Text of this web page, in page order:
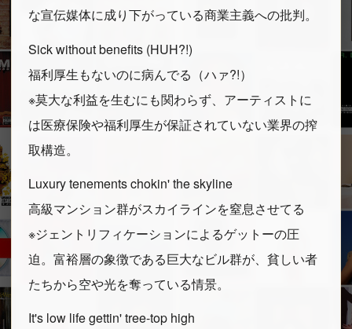
な宣伝媒体に成り下がっている商業主義への批判。
Sick without benefits (HUH?!)
福利厚生もないのに病んでる（ハァ?!）
※莫大な利益を生むにも関わらず、アーティストに
は医療保険や福利厚生が保証されていない業界の搾
取構造。
Luxury tenements chokin' the skyline
高級マンション群がスカイラインを窒息させてる
※ジェントリフィケーションによるゲットーの圧
迫。富裕層の象徴である巨大なビル群が、貧しい者
たちから空や光を奪っている情景。
It's low life gettin' tree-top high